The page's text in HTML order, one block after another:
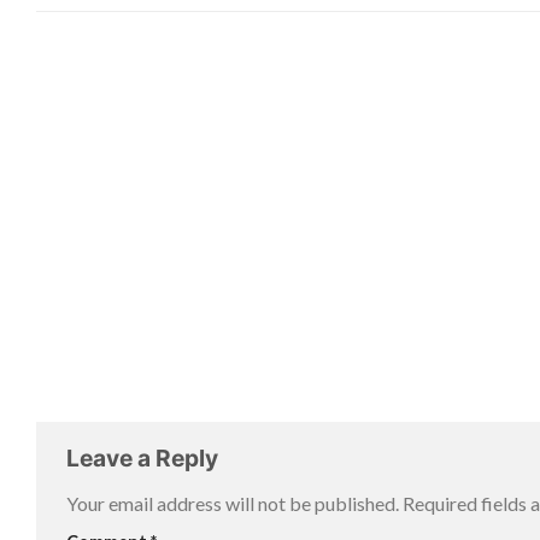
Leave a Reply
Your email address will not be published. Required fields